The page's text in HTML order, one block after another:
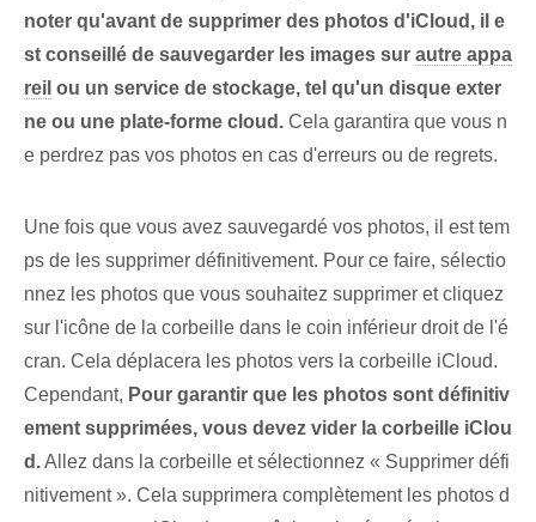
noter qu'avant de supprimer des photos d'iCloud, il e
st conseillé de sauvegarder les images sur autre appa
reil ou un service de stockage, tel qu'un disque exter
ne ou une plate-forme cloud. Cela garantira que vous n
e perdrez pas vos photos en cas d'erreurs ou de regrets.
Une fois que vous avez sauvegardé vos photos, il est tem
ps de les supprimer définitivement. Pour ce faire, sélectio
nnez les photos que vous souhaitez supprimer et cliquez
sur l'icône de la corbeille dans le coin inférieur droit de l'é
cran. Cela déplacera les photos vers la corbeille iCloud.
Cependant, Pour garantir que les photos sont définitiv
ement supprimées, vous devez vider la corbeille iClou
d.Allez dans la corbeille et sélectionnez « Supprimer défi
nitivement ». Cela supprimera complètement les photos d